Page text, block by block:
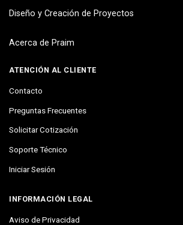
Diseño y Creación de Proyectos
Acerca de Praim
ATENCIÓN AL CLIENTE
Contacto
Preguntas Frecuentes
Solicitar Cotización
Soporte Técnico
Iniciar Sesión
INFORMACIÓN LEGAL
Aviso de Privacidad